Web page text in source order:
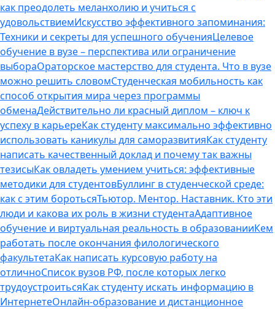
как преодолеть меланхолию и учиться с
удовольствиемИскусство эффективного запоминания:
Техники и секреты для успешного обученияЦелевое
обучение в вузе – перспектива или ограничение
выбораОраторское мастерство для студента. Что в вузе
можно решить словомСтуденческая мобильность как
способ открытия мира через программы
обменаДействительно ли красный диплом – ключ к
успеху в карьереКак студенту максимально эффективно
использовать каникулы для саморазвитияКак студенту
написать качественный доклад и почему так важны
тезисыКак овладеть умением учиться: эффективные
методики для студентовБуллинг в студенческой среде:
как с этим боротьсяТьютор. Ментор. Наставник. Кто эти
люди и какова их роль в жизни студентаАдаптивное
обучение и виртуальная реальность в образованииКем
работать после окончания филологического
факультетаКак написать курсовую работу на
отличноСписок вузов РФ, после которых легко
трудоустроитьсяКак студенту искать информацию в
ИнтернетеОнлайн-образование и дистанционное